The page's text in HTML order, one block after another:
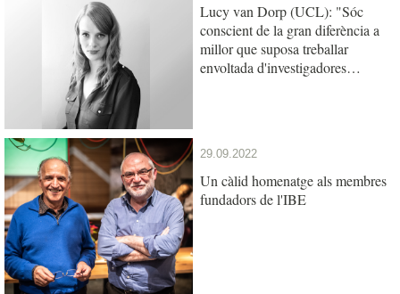
Lucy van Dorp (UCL): "Sóc
conscient de la gran diferència a
millor que suposa treballar
envoltada d'investigadores
29.09.2022
Un càlid homenatge als membres
fundadors de l'IBE